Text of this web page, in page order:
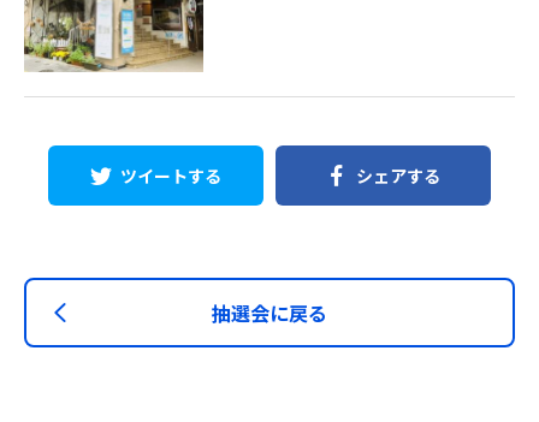
ツイートする シェアする
抽選会に戻る